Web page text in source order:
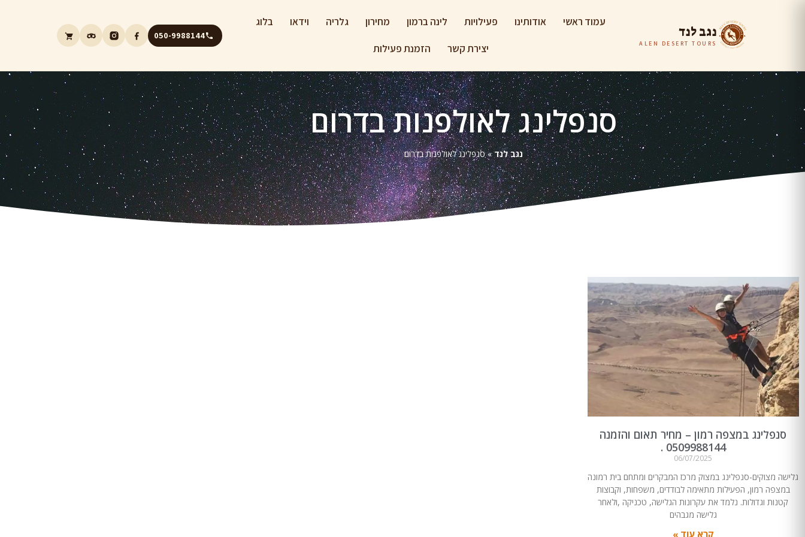
נגב לנד
ALEN DESERT TOURS
עמוד ראשי אודותינו פעילויות לינה ברמון מחירון גלריה וידאו בלוג
יצירת קשר הזמנת פעילות
050-9988144
סנפלינג לאולפנות בדרום
נגב לנד»סנפלינג לאולפנות בדרום
סנפלינג במצפה רמון – מחיר תאום והזמנה
0509988144 .
06/07/2025
גלישה מצוקים-סנפלינג במצוק מרכז המבקרים ומתחם בית רמונה
במצפה רמון, הפעילות מתאימה לבודדים, משפחות, וקבוצות
קטנות וגדולות. נלמד את עקרונות הגלישה, טכניקה ,ולאחר
גלישה מגבהים
קרא עוד »